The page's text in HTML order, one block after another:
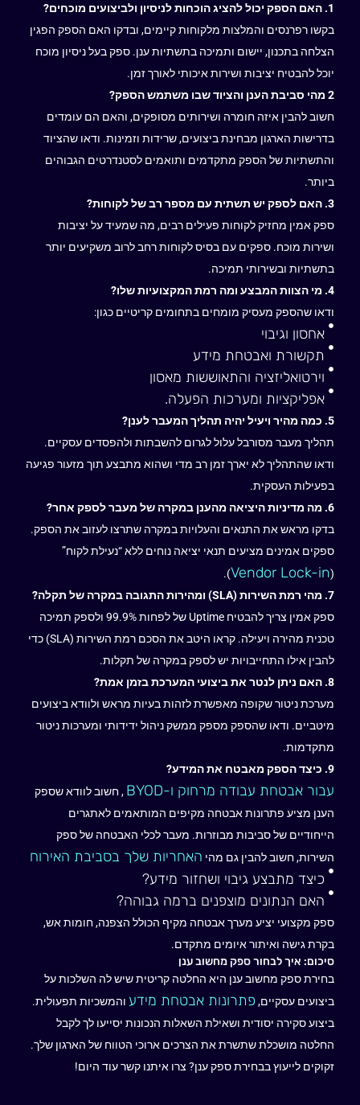
1. האם הספק יכול להציג הוכחות לניסיון ולביצועים מוכחים?
בקשו רפרנסים והמלצות מלקוחות קיימים, ובדקו האם הספק הפגין
הצלחה בתכנון, יישום ותמיכה בתשתיות ענן. ספק בעל ניסיון מוכח
יוכל להבטיח יציבות ושירות איכותי לאורך זמן.
2 מהי סביבת הענן והציוד שבו משתמש הספק?
חשוב להבין איזה חומרה ושירותים מסופקים, והאם הם עומדים
בדרישות הארגון מבחינת ביצועים, שרידות וזמינות. ודאו שהציוד
והתשתיות של הספק מתקדמים ותואמים לסטנדרטים הגבוהים
ביותר.
3. האם לספק יש תשתית עם מספר רב של לקוחות?
ספק אמין מחזיק לקוחות פעילים רבים, מה שמעיד על יציבות
ושירות מוכח. ספקים עם בסיס לקוחות רחב לרוב משקיעים יותר
בתשתיות ובשירותי תמיכה.
4. מי הצוות המבצע ומה רמת המקצועיות שלו?
ודאו שהספק מעסיק מומחים בתחומים קריטיים כגון:
אחסון וגיבוי
תקשורת ואבטחת מידע
וירטואליזציה והתאוששות מאסון
אפליקציות ומערכות הפעלה.
5. כמה מהיר ויעיל יהיה תהליך המעבר לענן?
תהליך מעבר מסורבל עלול לגרום להשבתות ולהפסדים עסקיים.
ודאו שהתהליך לא יארך זמן רב מדי ושהוא מתבצע תוך מזעור פגיעה
בפעילות העסקית.
6. מה מדיניות היציאה מהענן במקרה של מעבר לספק אחר?
בדקו מראש את התנאים והעלויות במקרה שתרצו לעזוב את הספק.
ספקים אמינים מציעים תנאי יציאה נוחים ללא “נעילת לקוח”
(
Vendor Lock-in
).
7. מהי רמת השירות (SLA) ומהירות התגובה במקרה של תקלה?
ספק אמין צריך להבטיח Uptime של לפחות 99.9% ולספק תמיכה
טכנית מהירה ויעילה. קראו היטב את הסכם רמת השירות (SLA) כדי
להבין אילו התחייבויות יש לספק במקרה של תקלות.
8. האם ניתן לנטר את ביצועי המערכת בזמן אמת?
מערכת ניטור שקופה מאפשרת לזהות בעיות מראש ולוודא ביצועים
מיטביים. ודאו שהספק מספק ממשק ניהול ידידותי ומערכות ניטור
מתקדמות.
9. כיצד הספק מאבטח את המידע?
עבור אבטחת עבודה מרחוק ו-BYOD
, חשוב לוודא שספק
הענן מציע פתרונות אבטחה מקיפים המותאמים לאתגרים
הייחודיים של סביבות מבוזרות. מעבר לכלי האבטחה של ספק
השירות, חשוב להבין גם מהי האחריות שלך בסביבת האירוח
כיצד מתבצע גיבוי ושחזור מידע?
האם הנתונים מוצפנים ברמה גבוהה?
ספק מקצועי יציע מערך אבטחה מקיף הכולל הצפנה, חומות אש,
בקרת גישה ואיתור איומים מתקדם.
סיכום: איך לבחור ספק מחשוב ענן
בחירת ספק מחשוב ענן היא החלטה קריטית שיש לה השלכות על
ביצועים עסקיים, פתרונות אבטחת מידע והמשכיות תפעולית.
ביצוע סקירה יסודית ושאילת השאלות הנכונות יסייעו לך לקבל
החלטה מושכלת שתשרת את הצרכים ארוכי הטווח של הארגון שלך.
זקוקים לייעוץ בבחירת ספק ענן? צרו איתנו קשר עוד היום!